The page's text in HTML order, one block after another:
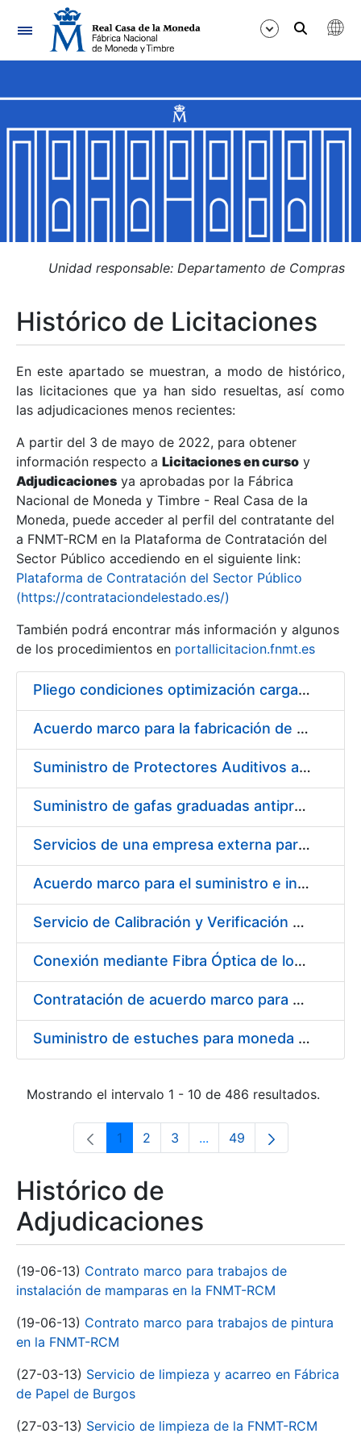
Navegación
Mostrar/Ocultar
Mostrar/Ocultar
Mostrar/Ocultar
Mostrar/Ocultar
Mostrar/Ocultar
Mostrar/Ocultar
Unidad responsable: Departamento de Compras
Histórico de Licitaciones
En este apartado se muestran, a modo de histórico,
las licitaciones que ya han sido resueltas, así como
las adjudicaciones menos recientes:
A partir del 3 de mayo de 2022, para obtener
información respecto a Licitaciones en curso y
Adjudicaciones ya aprobadas por la Fábrica
Nacional de Moneda y Timbre - Real Casa de la
Moneda, puede acceder al perfil del contratante del
a FNMT-RCM en la Plataforma de Contratación del
Sector Público accediendo en el siguiente link:
Plataforma de Contratación del Sector Público
(https://contrataciondelestado.es/)
También podrá encontrar más información y algunos
de los procedimientos en portallicitacion.fnmt.es
Pliego condiciones optimización cargas compras firmado
Acuerdo marco para la fabricación de piezas
Suministro de Protectores Auditivos a medida para las personas trabajadoras de los Centros de Trabajo de Madrid y Burgos
Suministro de gafas graduadas antiproyecciones para los trabajadores de la FNMT-RCM en los centros de trabajo de Madrid y Burgos
Servicios de una empresa externa para el asesoramiento y resolución de los recursos de alzada que se presentan relacionados con procesos de selección para la FNMT-RCM
Acuerdo marco para el suministro e instalación de persianas, estores y otros complementos
Servicio de Calibración y Verificación Externa de los Equipos de Medición del Servicio de Prevención de la FNMT-RCM
Conexión mediante Fibra Óptica de los Centros de Proceso de Datos (CPDs) de las sedes de la FNMT-RCM de Burgos y Madrid
Contratación de acuerdo marco para el Suministro de Material de Electricidad para la Fábrica Nacional de Moneda y Timbre-Real Casa de la Moneda en su centro de trabajo de Burgos
Suministro de estuches para moneda de 30 €
Mostrando el intervalo 1 - 10 de 486 resultados.
Página
1 Página
2 Página
3 ...Páginas intermedias Use
Página
49
Histórico de
Adjudicaciones
(19-06-13) Contrato marco para trabajos de
instalación de mamparas en la FNMT-RCM
(19-06-13) Contrato marco para trabajos de pintura
en la FNMT-RCM
(27-03-13) Servicio de limpieza y acarreo en Fábrica
de Papel de Burgos
(27-03-13) Servicio de limpieza de la FNMT-RCM